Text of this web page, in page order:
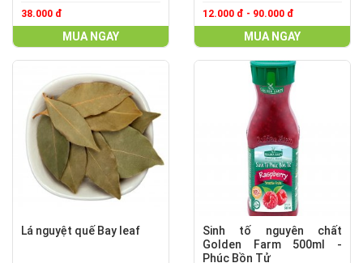
38.000 đ
MUA NGAY
12.000 đ - 90.000 đ
MUA NGAY
Lá nguyệt quế Bay leaf
Sinh tố nguyên chất
Golden Farm 500ml -
Phúc Bồn Tử